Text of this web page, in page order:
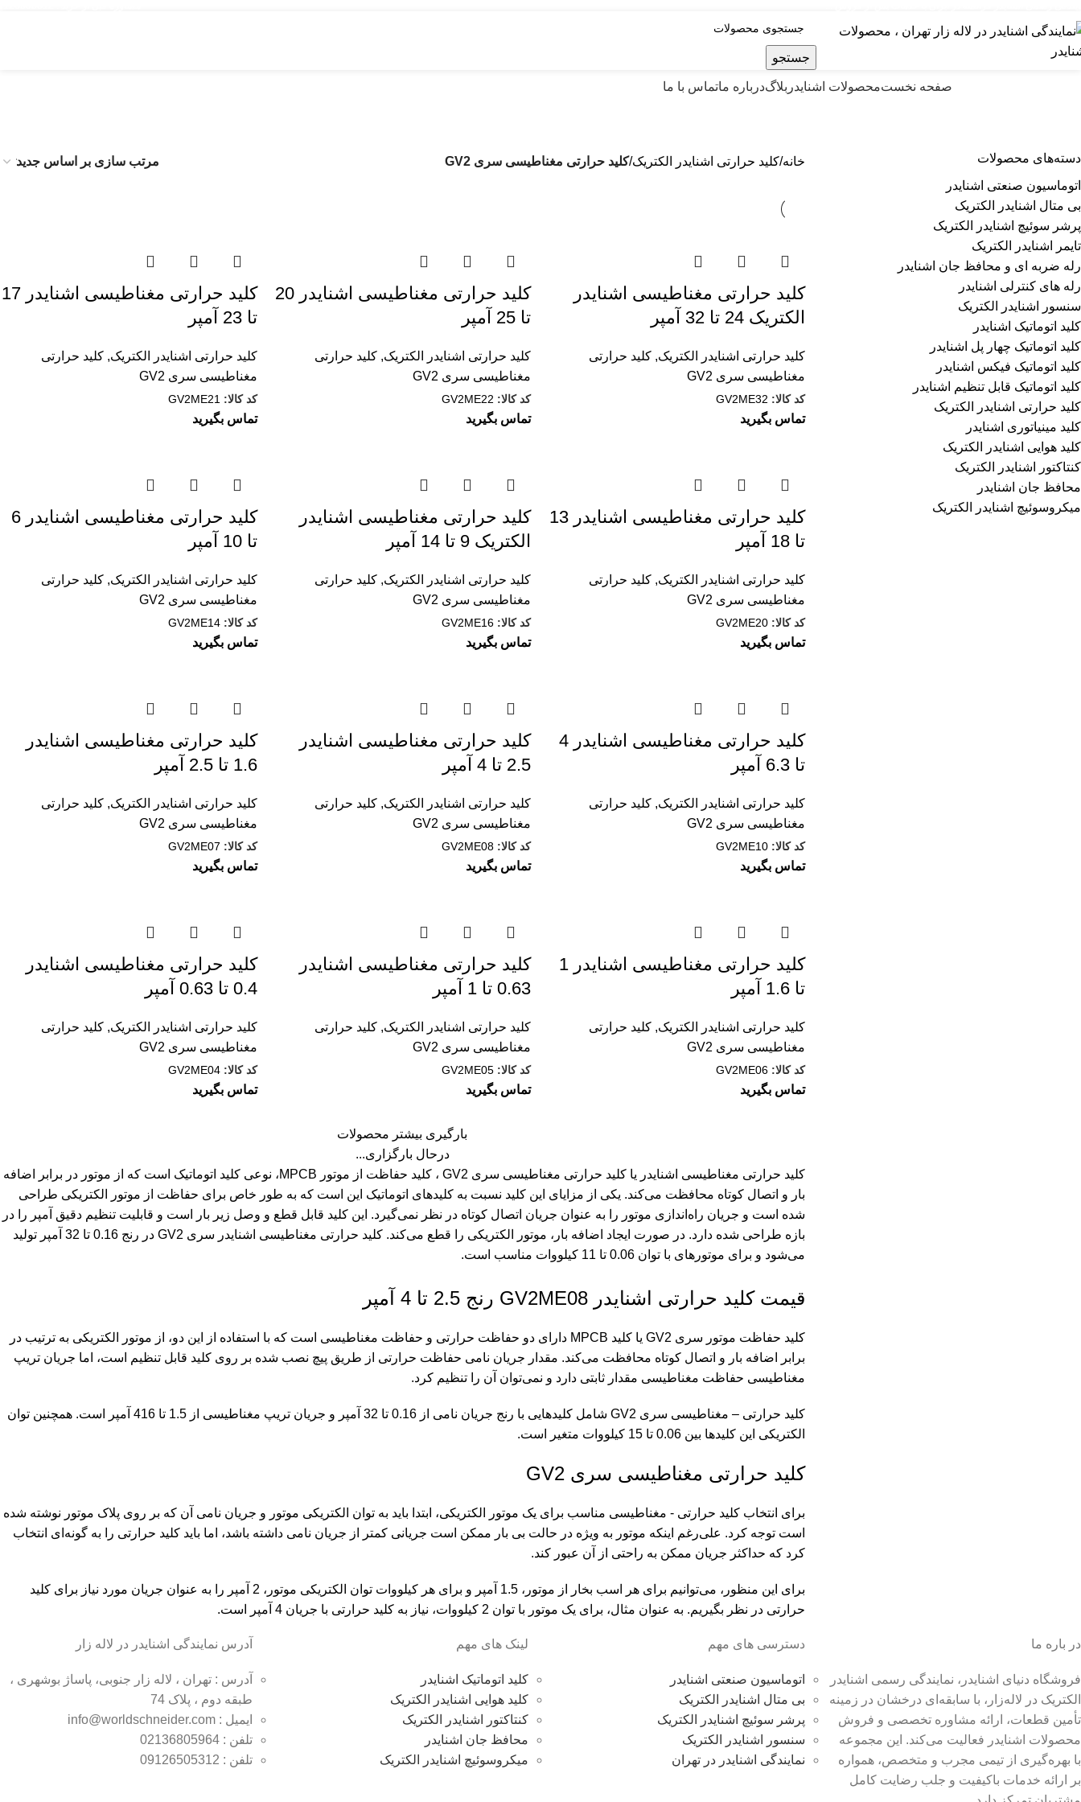
جستجو
صفحه نخستمحصولات اشنایدر بلاگدرباره ماتماس با ما
دسته‌های محصولات
اتوماسیون صنعتی اشنایدر
بی متال اشنایدر الکتریک
پرشر سوئیچ اشنایدر الکتریک
تایمر اشنایدر الکتریک
رله ضربه ای و محافظ جان اشنایدر
رله های کنترلی اشنایدر
سنسور اشنایدر الکتریک
کلید اتوماتیک اشنایدر
کلید اتوماتیک چهار پل اشنایدر
کلید اتوماتیک فیکس اشنایدر
کلید اتوماتیک قابل تنظیم اشنایدر
کلید حرارتی اشنایدر الکتریک
کلید مينياتوری اشنایدر
کلید هوایی اشنایدر الکتریک
کنتاکتور اشنایدر الکتریک
محافظ جان اشنایدر
میکروسوئیچ اشنایدر الکتریک
خانه کلید حرارتی اشنایدر الکتریک کليد حرارتی مغناطيسی سری GV2
کليد حرارتی مغناطیسی اشنایدر
الکتریک 24 تا 32 آمپر
کلید حرارتی اشنایدر الکتریک,کليد حرارتی
مغناطيسی سری GV2
کد کالا: GV2ME32
تماس بگیرید
کليد حرارتی مغناطیسی اشنایدر 20
تا 25 آمپر
کلید حرارتی اشنایدر الکتریک, کليد حرارتی
مغناطيسی سری GV2
کد کالا: GV2ME22
تماس بگیرید
کليد حرارتی مغناطیسی اشنایدر 17
تا 23 آمپر
کلید حرارتی اشنایدر الکتریک, کليد حرارتی
مغناطيسی سری GV2
کد کالا: GV2ME21
تماس بگیرید
کليد حرارتی مغناطیسی اشنایدر 13
تا 18 آمپر
کلید حرارتی اشنایدر الکتریک,کليد حرارتی
مغناطيسی سری GV2
کد کالا:GV2ME20
تماس بگیرید
کليد حرارتی مغناطیسی اشنایدر
الکتریک 9 تا 14 آمپر
کلید حرارتی اشنایدر الکتریک, کليد حرارتی
مغناطيسی سری GV2
کد کالا: GV2ME16
تماس بگیرید
کليد حرارتی مغناطیسی اشنایدر 6
تا 10 آمپر
کلید حرارتی اشنایدر الکتریک, کليد حرارتی
مغناطيسی سری GV2
کد کالا: GV2ME14
تماس بگیرید
کليد حرارتی مغناطیسی اشنایدر 4
تا 6.3 آمپر
کلید حرارتی اشنایدر الکتریک,کليد حرارتی
مغناطيسی سری GV2
کد کالا:GV2ME10
تماس بگیرید
کليد حرارتی مغناطیسی اشنایدر
2.5 تا 4 آمپر
کلید حرارتی اشنایدر الکتریک, کليد حرارتی
مغناطيسی سری GV2
کد کالا: GV2ME08
تماس بگیرید
کليد حرارتی مغناطیسی اشنایدر
1.6 تا 2.5 آمپر
کلید حرارتی اشنایدر الکتریک, کليد حرارتی
مغناطيسی سری GV2
کد کالا: GV2ME07
تماس بگیرید
کليد حرارتی مغناطیسی اشنایدر 1
تا 1.6 آمپر
کلید حرارتی اشنایدر الکتریک,کليد حرارتی
مغناطيسی سری GV2
کد کالا:GV2ME06
تماس بگیرید
کليد حرارتی مغناطیسی اشنایدر
0.63 تا 1 آمپر
کلید حرارتی اشنایدر الکتریک, کليد حرارتی
مغناطيسی سری GV2
کد کالا: GV2ME05
تماس بگیرید
کليد حرارتی مغناطیسی اشنایدر
0.4 تا 0.63 آمپر
کلید حرارتی اشنایدر الکتریک, کليد حرارتی
مغناطيسی سری GV2
کد کالا: GV2ME04
تماس بگیرید
بارگیری بیشتر محصولات
درحال بارگزاری...
کلید حرارتی مغناطیسی اشنایدر یا کليد حرارتی مغناطيسی سری GV2 ، کلید حفاظت از موتور MPCB، نوعی کلید اتوماتیک است که از موتور در برابر اضافه
بار و اتصال کوتاه محافظت می‌کند. یکی از مزایای این کلید نسبت به کلیدهای اتوماتیک این است که به طور خاص برای حفاظت از موتور الکتریکی طراحی
شده است و جریان راه‌اندازی موتور را به عنوان جریان اتصال کوتاه در نظر نمی‌گیرد. این کلید قابل قطع و وصل زیر بار است و قابلیت تنظیم دقیق آمپر را در
بازه طراحی شده دارد. در صورت ایجاد اضافه بار، موتور الکتریکی را قطع می‌کند. کلید حرارتی مغناطیسی اشنایدر سری GV2 در رنج 0.16 تا 32 آمپر تولید
می‌شود و برای موتورهای با توان 0.06 تا 11 کیلووات مناسب است.
قیمت کلید حرارتی اشنایدر GV2ME08 رنج 2.5 تا 4 آمپر
کلید حفاظت موتور سری GV2 یا کلید MPCB دارای دو حفاظت حرارتی و حفاظت مغناطیسی است که با استفاده از این دو، از موتور الکتریکی به ترتیب در
برابر اضافه بار و اتصال کوتاه محافظت می‌کند. مقدار جریان نامی حفاظت حرارتی از طریق پیچ نصب شده بر روی کلید قابل تنظیم است، اما جریان تریپ
مغناطیسی حفاظت مغناطیسی مقدار ثابتی دارد و نمی‌توان آن را تنظیم کرد.
کلید حرارتی – مغناطیسی سری GV2 شامل کلیدهایی با رنج جریان نامی از 0.16 تا 32 آمپر و جریان تریپ مغناطیسی از 1.5 تا 416 آمپر است. همچنین توان
الکتریکی این کلیدها بین 0.06 تا 15 کیلووات متغیر است.
کليد حرارتی مغناطيسی سری GV2
برای انتخاب کلید حرارتی - مغناطیسی مناسب برای یک موتور الکتریکی، ابتدا باید به توان الکتریکی موتور و جریان نامی آن که بر روی پلاک موتور نوشته شده
است توجه کرد. علی‌رغم اینکه موتور به ویژه در حالت بی بار ممکن است جریانی کمتر از جریان نامی داشته باشد، اما باید کلید حرارتی را به گونه‌ای انتخاب
کرد که حداکثر جریان ممکن به راحتی از آن عبور کند.
برای این منظور، می‌توانیم برای هر اسب بخار از موتور، 1.5 آمپر و برای هر کیلووات توان الکتریکی موتور، 2 آمپر را به عنوان جریان مورد نیاز برای کلید
حرارتی در نظر بگیریم. به عنوان مثال، برای یک موتور با توان 2 کیلووات، نیاز به کلید حرارتی با جریان 4 آمپر است.
در باره ما
فروشگاه دنیای اشنایدر، نمایندگی رسمی اشنایدر
الکتریک در لاله‌زار، با سابقه‌ای درخشان در زمینه
تأمین قطعات، ارائه مشاوره تخصصی و فروش
محصولات اشنایدر فعالیت می‌کند. این مجموعه
با بهره‌گیری از تیمی مجرب و متخصص، همواره
بر ارائه خدمات باکیفیت و جلب رضایت کامل
دسترسی های مهم
اتوماسیون صنعتی اشنایدر
بی متال اشنایدر الکتریک
پرشر سوئیچ اشنایدر الکتریک
سنسور اشنایدر الکتریک
نمایندگی اشنایدر در تهران
لینک های مهم
کلید اتوماتیک اشنایدر
کلید هوایی اشنایدر الکتریک
کنتاکتور اشنایدر الکتریک
محافظ جان اشنایدر
میکروسوئیچ اشنایدر الکتریک
آدرس نمایندگی اشنایدر در لاله زار
آدرس : تهران ، لاله زار جنوبی، پاساژ بوشهری ،
طبقه دوم ، پلاک 74
ایمیل : info@worldschneider.com
تلفن : 02136805964
تلفن : 09126505312